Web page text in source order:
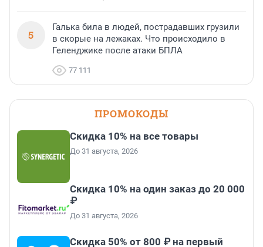
5
Галька била в людей, пострадавших грузили
в скорые на лежаках. Что происходило в
Геленджике после атаки БПЛА
77 111
ПРОМОКОДЫ
Скидка 10% на все товары
До 31 августа, 2026
Скидка 10% на один заказ до 20 000
₽
До 31 августа, 2026
Скидка 50% от 800 ₽ на первый